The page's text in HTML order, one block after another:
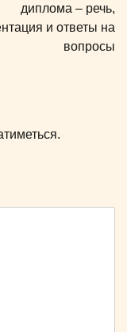
диплома – речь,
и ответы на
вопросы